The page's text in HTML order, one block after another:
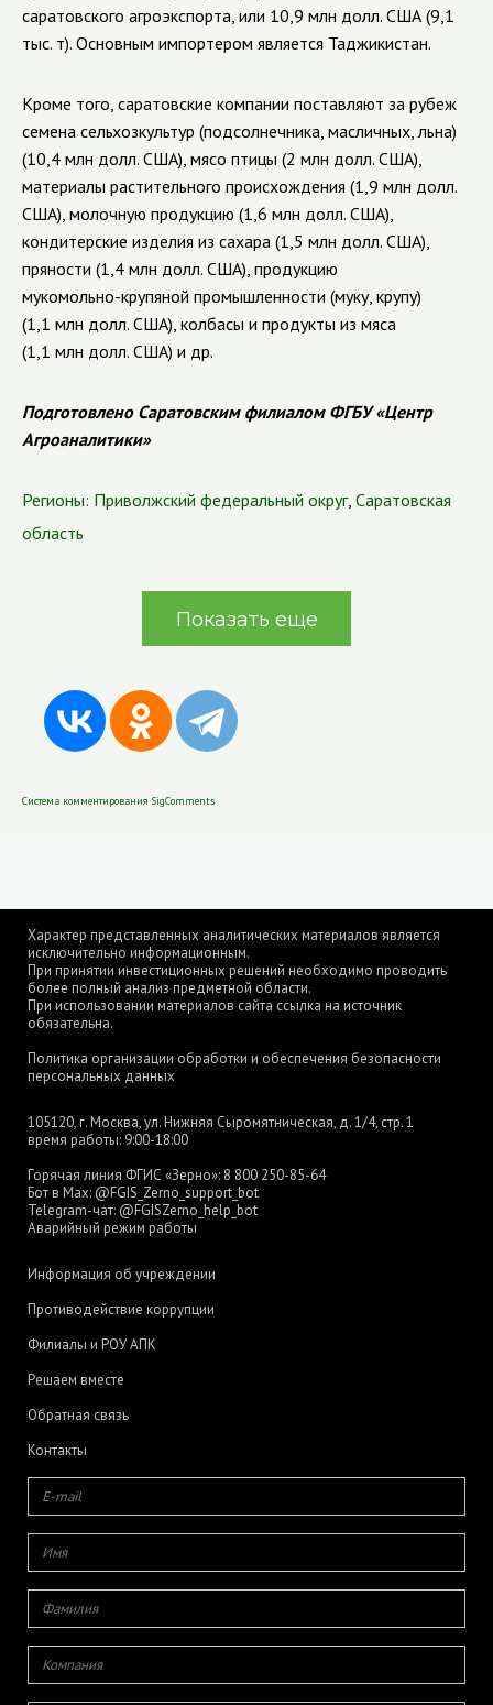
саратовского агроэкспорта, или 10,9 млн долл. США (9,1
тыс. т). Основным импортером является Таджикистан.
Кроме того, саратовские компании поставляют за рубеж
семена сельхозкультур (подсолнечника, масличных, льна)
(10,4 млн долл. США), мясо птицы (2 млн долл. США),
материалы растительного происхождения (1,9 млн долл.
США), молочную продукцию (1,6 млн долл. США),
кондитерские изделия из сахара (1,5 млн долл. США),
пряности (1,4 млн долл. США), продукцию
мукомольно-крупяной промышленности (муку, крупу)
(1,1 млн долл. США), колбасы и продукты из мяса
(1,1 млн долл. США) и др.
Подготовлено Саратовским филиалом ФГБУ «Центр
Агроаналитики»
Регионы: Приволжский федеральный округ, Саратовская
область
Показать еще
Система комментирования SigComments
Характер представленных аналитических материалов является
исключительно информационным.
При принятии инвестиционных решений необходимо проводить
более полный анализ предметной области.
При использовании материалов сайта ссылка на источник
обязательна.
Политика организации обработки и обеспечения безопасности
персональных данных
105120, г. Москва, ул. Нижняя Сыромятническая, д. 1/4, стр. 1
время работы: 9:00-18:00
Горячая линия ФГИС «Зерно»: 8 800 250-85-64
Бот в Max: @FGIS_Zerno_support_bot
Telegram-чат: @FGISZerno_help_bot
Аварийный режим работы
Информация об учреждении
Противодействие коррупции
Филиалы и РОУ АПК
Решаем вместе
Обратная связь
Контакты